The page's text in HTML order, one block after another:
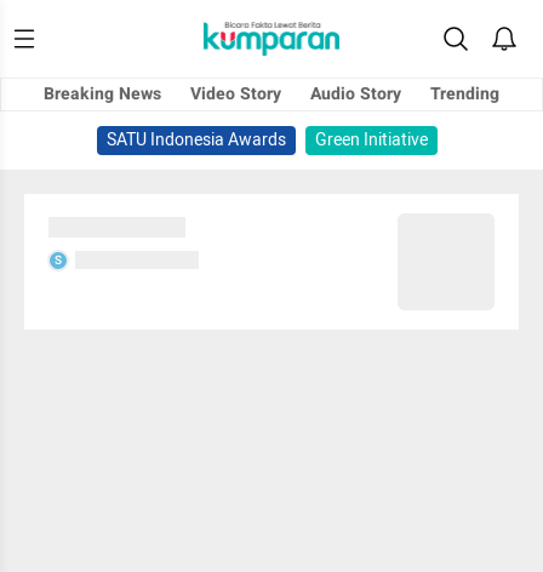
Breaking News Video Story Audio Story
Trending
SATU Indonesia Awards
Green Initiative
S